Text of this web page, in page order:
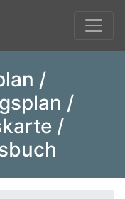
/
/
/